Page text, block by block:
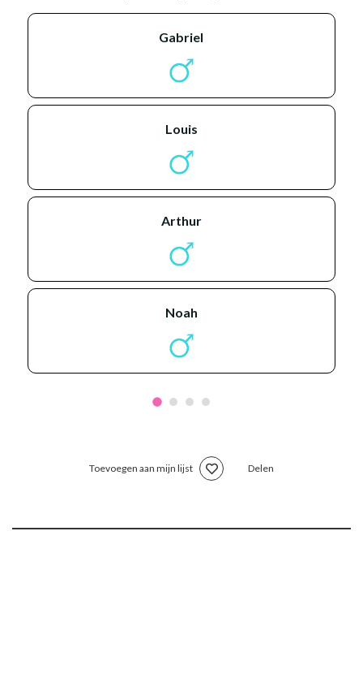
gabriel
louis
arthur
noah
Toevoegen aan mijn lijst Delen